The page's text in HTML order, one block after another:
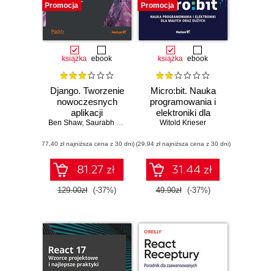
Promocja
książka ebook
Django. Tworzenie
nowoczesnych
aplikacji
internetowych w
Ben Shaw, Saurabh Badhwar Andrew Bird,Bharath Chandra K S
(77,40 zł najniższa cena z 30 dni)
81.27 zł
129.00zł (-37%)
Promocja
książka ebook
Micro:bit. Nauka
programowania i
elektroniki dla
małych oraz
Witold Krieser
(29,94 zł najniższa cena z 30 dni)
31.44 zł
49.90zł (-37%)